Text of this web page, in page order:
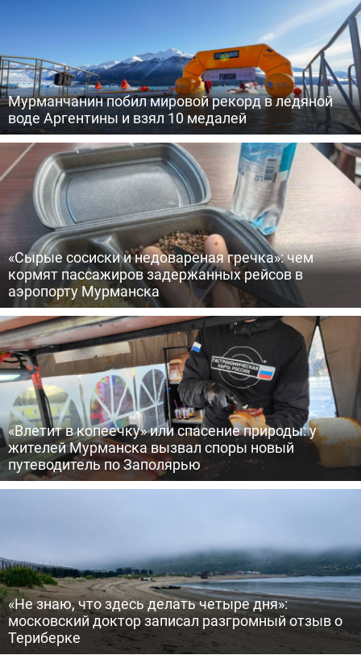
Мурманчанин побил мировой рекорд в ледяной
воде Аргентины и взял 10 медалей
«Сырые сосиски и недовареная гречка»: чем
кормят пассажиров задержанных рейсов в
аэропорту Мурманска
«Влетит в копеечку» или спасение природы: у
жителей Мурманска вызвал споры новый
путеводитель по Заполярью
«Не знаю, что здесь делать четыре дня»:
московский доктор записал разгромный отзыв о
Териберке